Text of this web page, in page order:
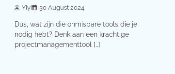
Yiyi 30 August 2024
Dus, wat zijn die onmisbare tools die je
nodig hebt? Denk aan een krachtige
projectmanagementtool […]